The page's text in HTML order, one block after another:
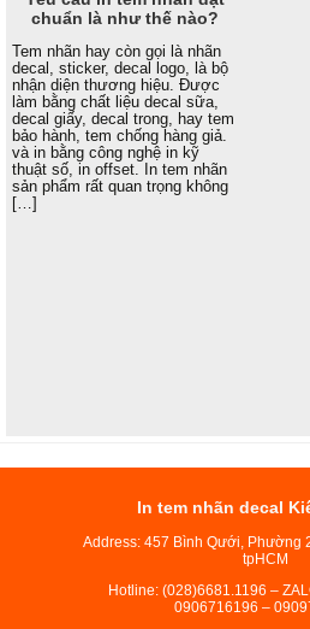
chuẩn là như thế nào?
Tem nhãn hay còn gọi là nhãn
decal, sticker, decal logo, là bộ
nhận diện thương hiệu. Được
làm bằng chất liệu decal sữa,
decal giấy, decal trong, hay tem
bảo hành, tem chống hàng giả.
và in bằng công nghệ in kỹ
thuật số, in offset. In tem nhãn
sản phẩm rất quan trọng không
[…]
In tem nhãn decal
Address: 457 Bình Qưới, Phường
tpHCM
Hotline: (028)6681.1196 –
0906716196 –